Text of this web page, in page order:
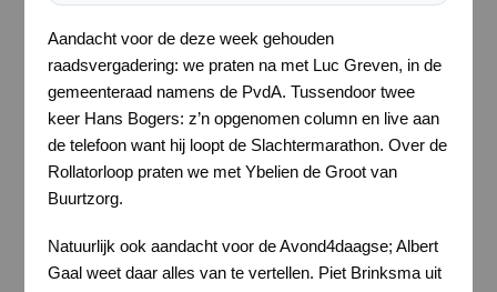
Aandacht voor de deze week gehouden
raadsvergadering: we praten na met Luc Greven, in de
gemeenteraad namens de PvdA. Tussendoor twee
keer Hans Bogers: z’n opgenomen column en live aan
de telefoon want hij loopt de Slachtermarathon. Over de
Rollatorloop praten we met Ybelien de Groot van
Buurtzorg.
Natuurlijk ook aandacht voor de Avond4daagse; Albert
Gaal weet daar alles van te vertellen. Piet Brinksma uit